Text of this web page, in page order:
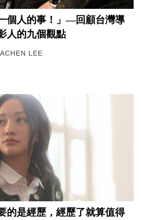
個人的事！」—回顧台灣導
人的九個觀點
LEE
的是經歷，經歷了就算值得